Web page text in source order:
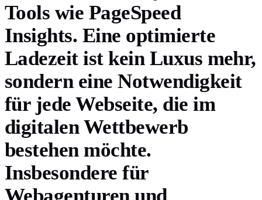
Tools wie PageSpeed
Insights. Eine optimierte
Ladezeit ist kein Luxus mehr,
sondern eine Notwendigkeit
für jede Webseite, die im
digitalen Wettbewerb
bestehen möchte.
Insbesondere für
Webagenturen und